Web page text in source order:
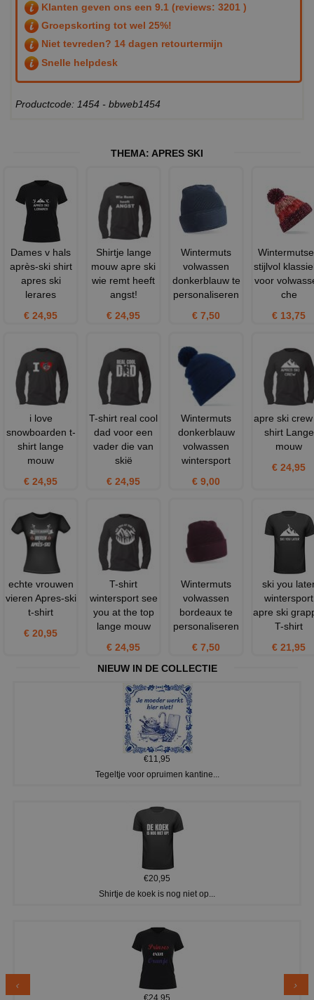
Klanten geven ons een 9.1 (reviews: 3201 )
Groepskorting tot wel 25%!
Niet tevreden? 14 dagen retourtermijn
Snelle helpdesk
Productcode: 1454 - bbweb1454
THEMA: APRES SKI
Dames v hals
après-ski shirt
apres ski
lerares
€ 24,95
Shirtje lange
mouw apre ski
wie remt heeft
angst!
€ 24,95
Wintermuts
volwassen
donkerblauw te
personaliseren
€ 7,50
stijlvol
voor
che
€ 13,75
i love
snowboarden t-
shirt lange
mouw
€ 24,95
T-shirt real cool
dad voor een
vader die van
skië
€ 24,95
Wintermuts
donkerblauw
volwassen
wintersport
€ 9,00
apre ski crew
shirt Lange
mouw
€ 24,95
echte vrouwen
vieren Apres-ski
t-shirt
€ 20,95
T-shirt
wintersport see
you at the top
lange mouw
€ 24,95
Wintermuts
volwassen
bordeaux te
personaliseren
€ 7,50
ski you
wintersport
apre ski
T-shirt
€ 21,95
NIEUW IN DE COLLECTIE
€11,95
Tegeltje voor opruimen kantine...
€20,95
Shirtje de koek is nog niet op...
€24,95